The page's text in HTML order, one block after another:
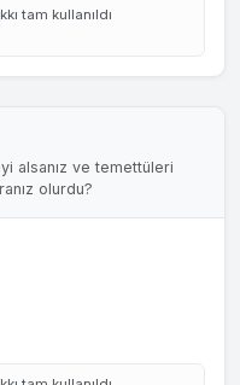
tam kullanıldı
alsanız ve temettüleri
olurdu?